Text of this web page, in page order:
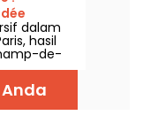
Eiffel
tur
Tour
dalam
hasil
de-
Dame de
akurat
31 Maret